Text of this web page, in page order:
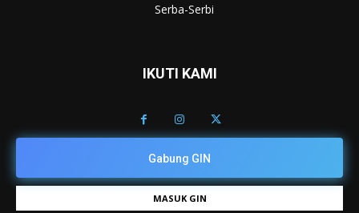
Serba-Serbi
IKUTI KAMI
Gabung GIN
MASUK GIN